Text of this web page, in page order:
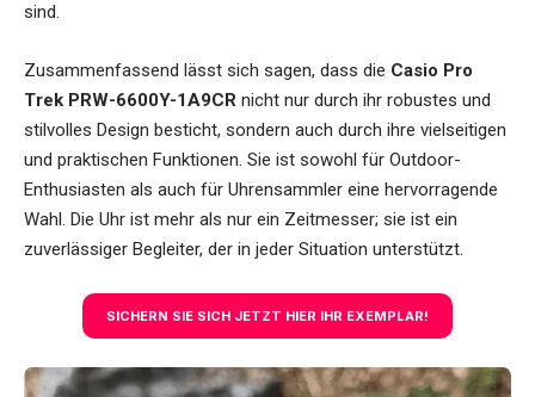
sind.
Zusammenfassend lässt sich sagen, dass die Casio Pro
Trek PRW-6600Y-1A9CR nicht nur durch ihr robustes und
stilvolles Design besticht, sondern auch durch ihre vielseitigen
und praktischen Funktionen. Sie ist sowohl für Outdoor-
Enthusiasten als auch für Uhrensammler eine hervorragende
Wahl. Die Uhr ist mehr als nur ein Zeitmesser; sie ist ein
zuverlässiger Begleiter, der in jeder Situation unterstützt.
SICHERN SIE SICH JETZT HIER IHR EXEMPLAR!